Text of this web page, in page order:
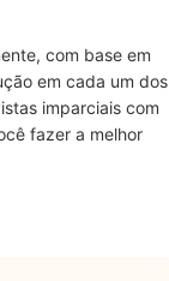
o Ciclo Eco
Carga
com base em
em cada um dos
imparciais com
fazer a melhor